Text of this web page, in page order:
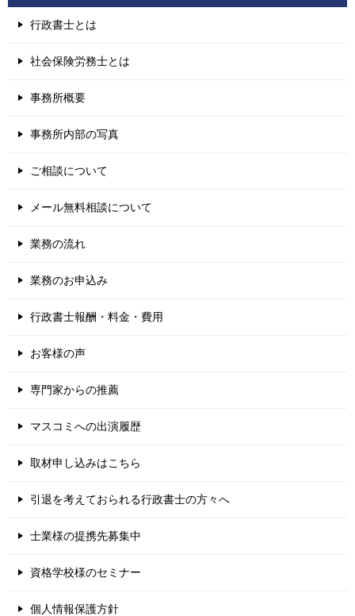
行政書士とは
社会保険労務士とは
事務所概要
事務所内部の写真
ご相談について
メール無料相談について
業務の流れ
業務のお申込み
行政書士報酬・料金・費用
お客様の声
専門家からの推薦
マスコミへの出演履歴
取材申し込みはこちら
引退を考えておられる行政書士の方々へ
士業様の提携先募集中
資格学校様のセミナー
個人情報保護方針